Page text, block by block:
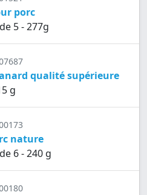
porc
5 - 277g
qualité supérieure
g
nature
6 - 240 g